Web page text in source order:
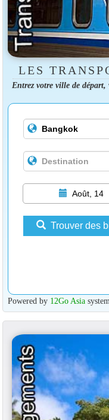
LES
Entrez votre ville de
Août, 14
Trouver des
Powered by 12Go Asia